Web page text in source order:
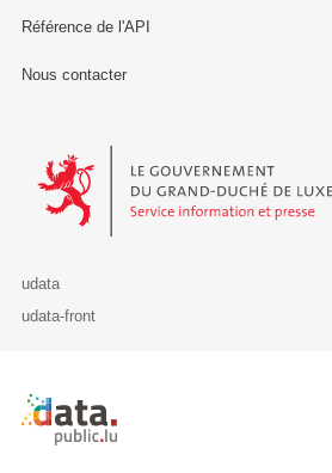
Référence de l'API
Nous contacter
Le Gouvernement du Grand-Duché de
udata
udata-front
Retour à l'accueil de